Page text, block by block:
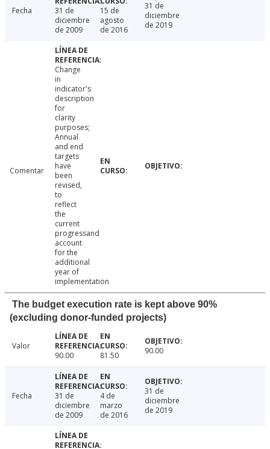
Fecha
31 de
diciembre
de 2009
15 de
agosto
de 2016
31 de
diciembre
de 2019
Comentar
Change
in
indicator's
description
for
clarity
purposes;
Annual
and end
targets
have
been
revised,
to
reflect
the
current
progressand
account
for the
additional
year of
implementation
The budget execution rate is kept above 90%
(excluding donor-funded projects)
Valor
90.00
81.50 90.00
Fecha
31 de
diciembre
de 2009
4 de
marzo
de 2016
31 de
diciembre
de 2019